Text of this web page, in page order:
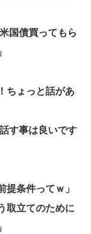
国債買ってもら
ょっと話があ
す事は良いです
条件ってｗ」
立てのために